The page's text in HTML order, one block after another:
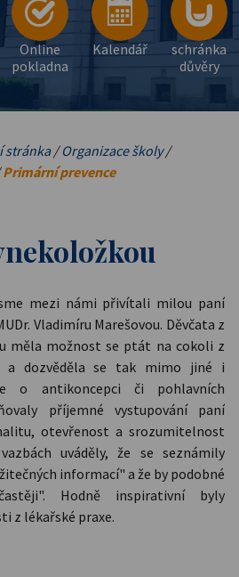
Online
pokladna
Kalendář
schránka
důvěry
stránka/Organizace školy/
Primární prevence
mezi námi přivítali milou paní
Vladimíru Marešovou. Děvčata z
měla možnost se ptát na cokoli z
a dozvěděla se tak mimo jiné i
o antikoncepci či pohlavních
příjemné vystupování paní
otevřenost a srozumitelnost
uváděly, že se seznámily
informací" a že by podobné
Hodně inspirativní byly
z lékařské praxe.